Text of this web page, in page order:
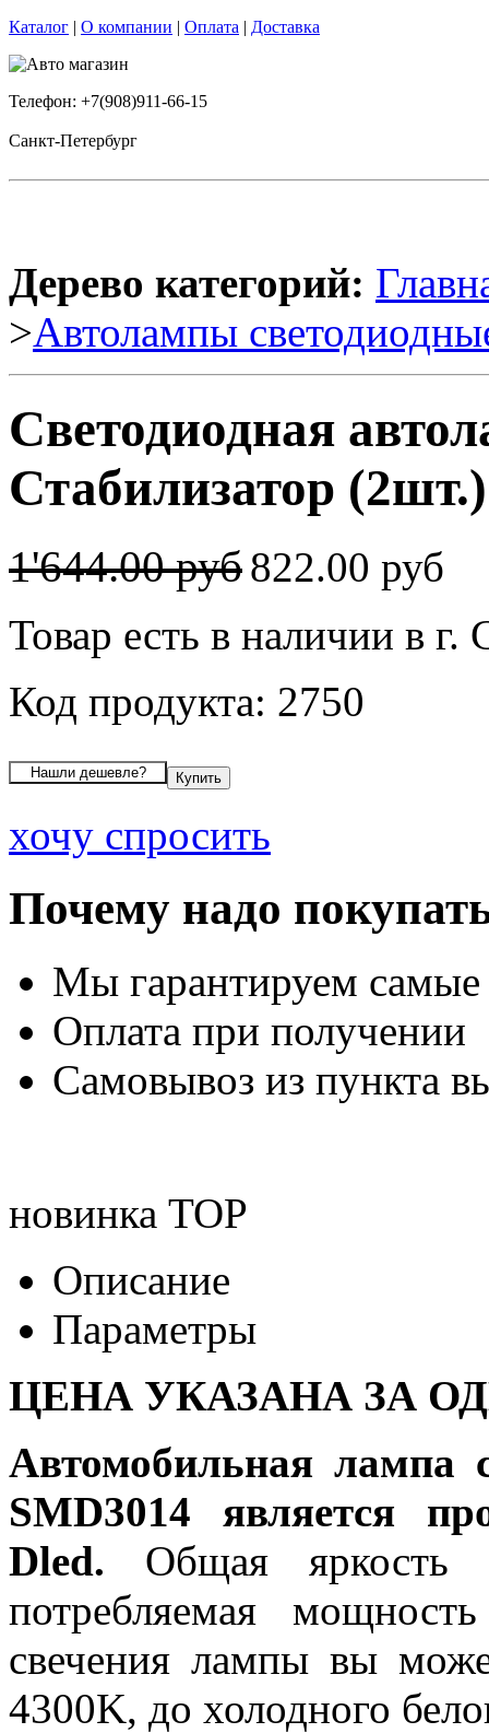
Каталог | О компании | Оплата | Доставка
Телефон: +7(908)911-66-15
Санкт-Петербург
Дерево категорий:
>Автолампы
Светодиодная
Стабилизатор (2шт.)
1'644.00 руб822.00 руб
Товар есть в наличии в г.
Код продукта: 2750
хочу спросить
Почему надо
Мы гарантируем
Оплата при получении
Самовывоз из пункта
новинка TOP
Описание
Параметры
ЦЕНА УКАЗАНА ЗА
Автомобильная лампа
SMD3014 является
Dled. Общая яркость
потребляемая
свечения лампы вы
4300K, до холодного